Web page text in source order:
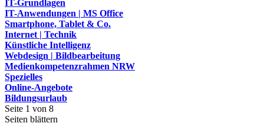
IT-Grundlagen
IT-Anwendungen | MS Office
Smartphone, Tablet & Co.
Internet | Technik
Künstliche Intelligenz
Webdesign | Bildbearbeitung
Medienkompetenzrahmen NRW
Spezielles
Online-Angebote
Bildungsurlaub
Seite 1 von 8
Seiten blättern